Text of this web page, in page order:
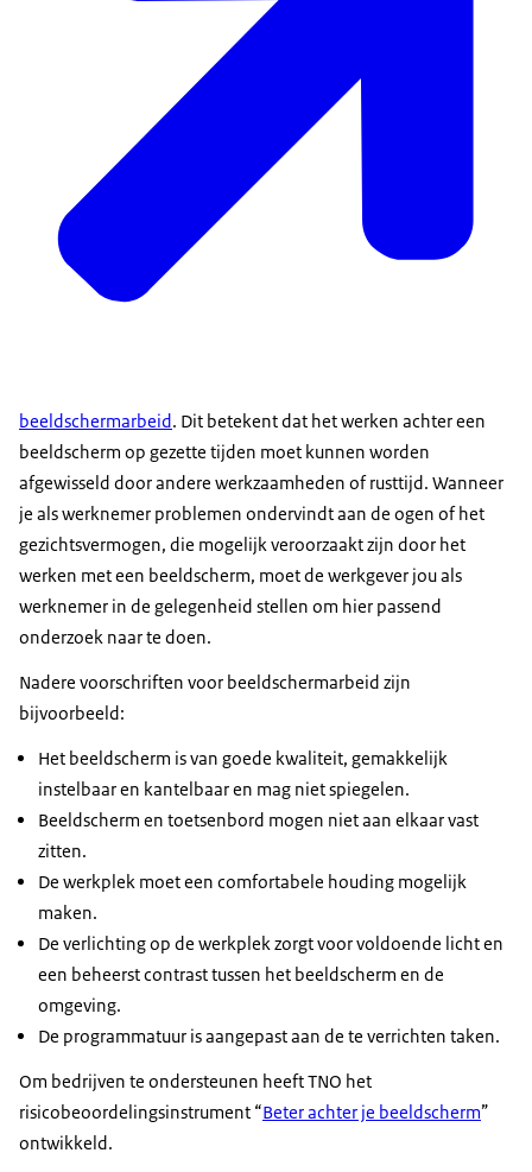
beeldschermarbeid. Dit betekent dat het werken achter een
beeldscherm op gezette tijden moet kunnen worden
afgewisseld door andere werkzaamheden of rusttijd. Wanneer
je als werknemer problemen ondervindt aan de ogen of het
gezichtsvermogen, die mogelijk veroorzaakt zijn door het
werken met een beeldscherm, moet de werkgever jou als
werknemer in de gelegenheid stellen om hier passend
onderzoek naar te doen.
Nadere voorschriften voor beeldschermarbeid zijn
bijvoorbeeld:
Het beeldscherm is van goede kwaliteit, gemakkelijk
instelbaar en kantelbaar en mag niet spiegelen.
Beeldscherm en toetsenbord mogen niet aan elkaar vast
zitten.
De werkplek moet een comfortabele houding mogelijk
maken.
De verlichting op de werkplek zorgt voor voldoende licht en
een beheerst contrast tussen het beeldscherm en de
omgeving.
De programmatuur is aangepast aan de te verrichten taken.
Om bedrijven te ondersteunen heeft TNO het
risicobeoordelingsinstrument “Beter achter je beeldscherm”
ontwikkeld.